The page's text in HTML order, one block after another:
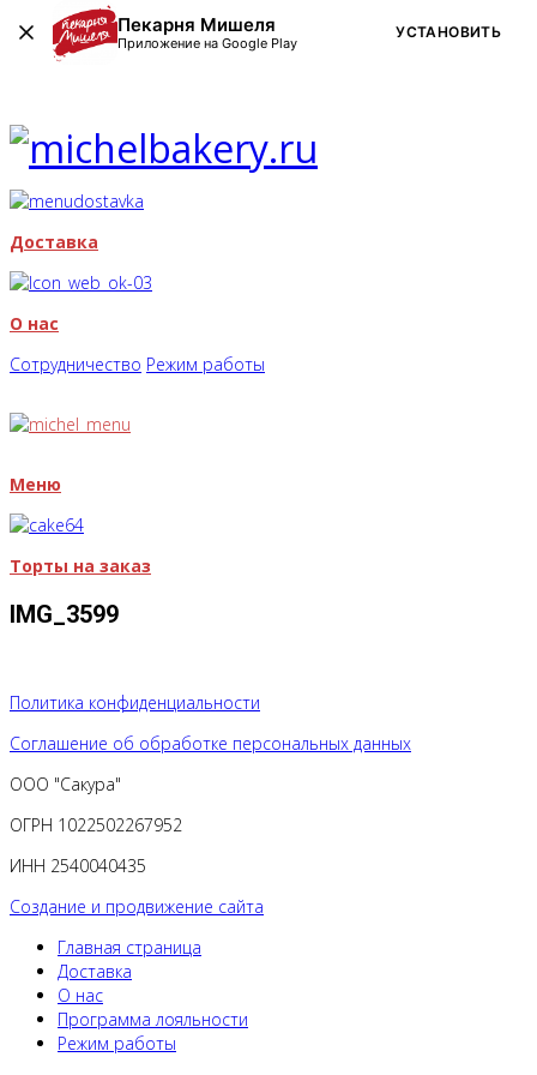
Доставка
О нас
Сотрудничество Режим работы
Меню
Торты на заказ
IMG_3599
Политика конфиденциальности
Соглашение об обработке персональных данных
ООО "Сакура"
ОГРН 1022502267952
ИНН 2540040435
Создание и продвижение сайта
Главная страница
Доставка
О нас
Программа лояльности
Режим работы
Пекарня Мишеля
Приложение на Google Play
УСТАНОВИТЬ